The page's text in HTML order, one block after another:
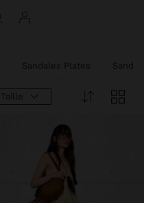
Sandales Plates
Taille